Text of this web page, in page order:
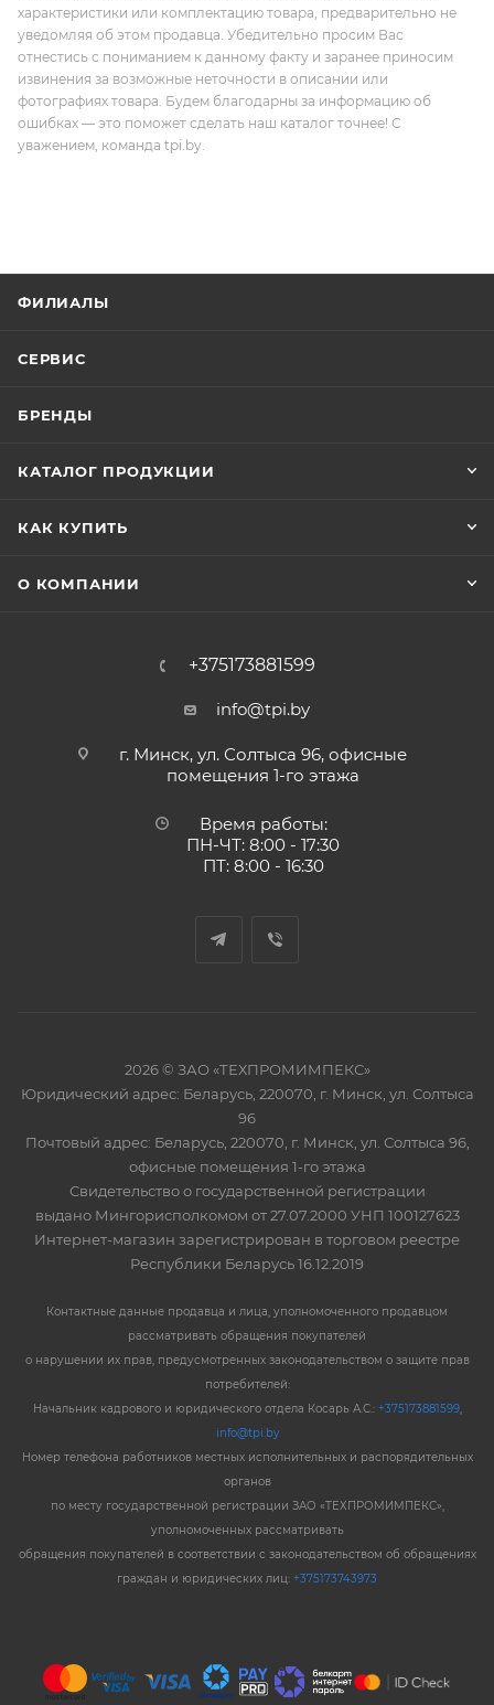
характеристики или комплектацию товара, предварительно не
уведомляя об этом продавца. Убедительно просим Вас
отнестись с пониманием к данному факту и заранее приносим
извинения за возможные неточности в описании или
фотографиях товара. Будем благодарны за информацию об
ошибках — это поможет сделать наш каталог точнее! С
уважением, команда tpi.by.
ФИЛИАЛЫ
СЕРВИС
БРЕНДЫ
КАТАЛОГ ПРОДУКЦИИ
КАК КУПИТЬ
О КОМПАНИИ
+375173881599
info@tpi.by
г. Минск, ул. Солтыса 96, офисные
помещения 1-го этажа
Время работы:
ПН-ЧТ: 8:00 - 17:30
ПТ: 8:00 - 16:30
2026 © ЗАО «ТЕХПРОМИМПЕКС»
Юридический адрес: Беларусь, 220070, г. Минск, ул. Солтыса
96
Почтовый адрес: Беларусь, 220070, г. Минск, ул. Солтыса 96,
офисные помещения 1-го этажа
Свидетельство о государственной регистрации
выдано Мингорисполкомом от 27.07.2000 УНП 100127623
Интернет-магазин зарегистрирован в торговом реестре
Республики Беларусь 16.12.2019
Контактные данные продавца и лица, уполномоченного продавцом
рассматривать обращения покупателей
о нарушении их прав, предусмотренных законодательством о защите прав
потребителей:
Начальник кадрового и юридического отдела Косарь А.С.: +375173881599,
info@tpi.by
Номер телефона работников местных исполнительных и распорядительных
органов
по месту государственной регистрации ЗАО «ТЕХПРОМИМПЕКС»,
уполномоченных рассматривать
обращения покупателей в соответствии с законодательством об обращениях
граждан и юридических лиц: +375173743973